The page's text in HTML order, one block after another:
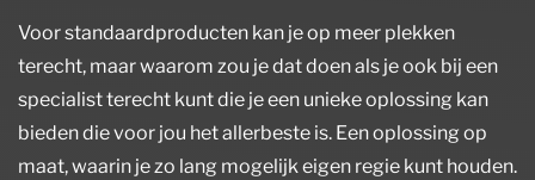
Voor standaardproducten kan je op meer plekken
terecht, maar waarom zou je dat doen als je ook bij een
specialist terecht kunt die je een unieke oplossing kan
bieden die voor jou het allerbeste is. Een oplossing op
maat, waarin je zo lang mogelijk eigen regie kunt houden.